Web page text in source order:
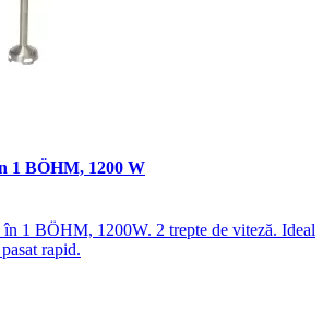
1 BÖHM, 1200 W
în 1 BÖHM, 1200W. 2 trepte de viteză. Ideal
rapid.